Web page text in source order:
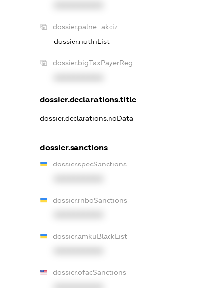
dossier.palne_akciz
dossier.notInList
dossier.bigTaxPayerReg
dossier.declarations.title
dossier.declarations.noData
dossier.sanctions
dossier.specSanctions
dossier.rnboSanctions
dossier.amkuBlackList
dossier.ofacSanctions